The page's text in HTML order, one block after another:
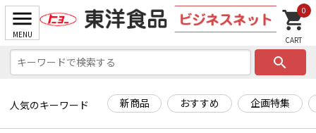
search
人気のキーワード 新商品 おすすめ 企画特集
0